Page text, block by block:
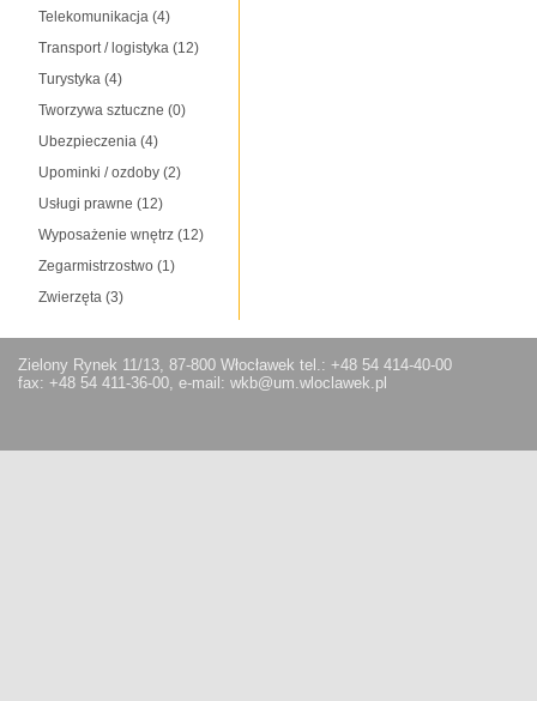
Telekomunikacja (4)
Transport / logistyka (12)
Turystyka (4)
Tworzywa sztuczne (0)
Ubezpieczenia (4)
Upominki / ozdoby (2)
Usługi prawne (12)
Wyposażenie wnętrz (12)
Zegarmistrzostwo (1)
Zwierzęta (3)
Zielony Rynek 11/13, 87-800 Włocławek tel.: +48 54 414-40-00
fax: +48 54 411-36-00, e-mail: wkb@um.wloclawek.pl